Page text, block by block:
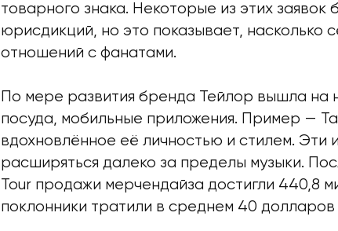
товарного знака. Некоторые из этих
юрисдикций, но это показывает, насколько
отношений с фанатами.
По мере развития бренда Тейлор вышла на
посуда, мобильные приложения. Пример —
вдохновлённое её личностью и стилем. Эти
расширяться далеко за пределы музыки.
Tour продажи мерчендайза достигли 440,8
поклонники тратили в среднем 40